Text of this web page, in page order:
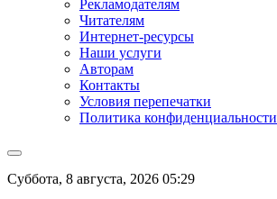
Рекламодателям
Читателям
Интернет-ресурсы
Наши услуги
Авторам
Контакты
Условия перепечатки
Политика конфиденциальности
Суббота, 8 августа, 2026 05:29